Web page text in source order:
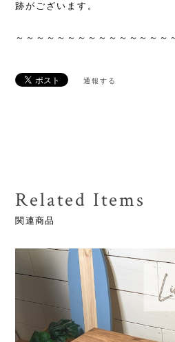
跡がございます。
～～～～～～～～～～～～～～～
通報する
Related Items
関連商品